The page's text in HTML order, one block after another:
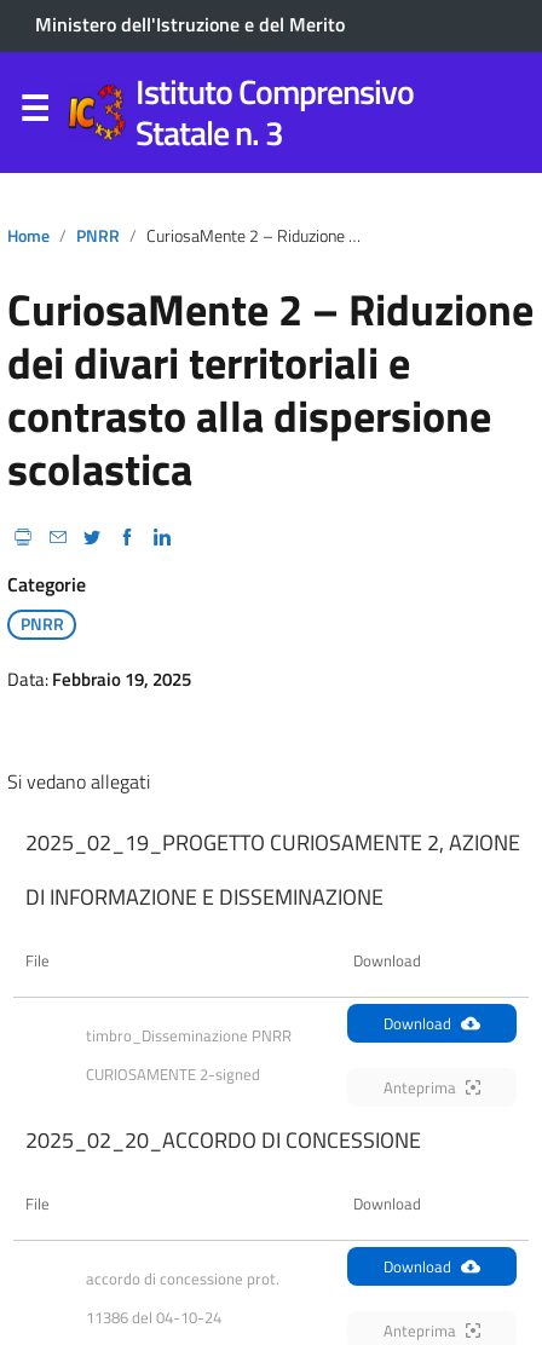
Ministero dell'Istruzione e del Merito
Istituto Comprensivo
Statale n. 3
Home PNRR CuriosaMente 2 – Riduzione Dei Divari Territoriali E Contrasto Alla Dispersione Scolastica
CuriosaMente 2 – Riduzione
dei divari territoriali e
contrasto alla dispersione
scolastica
Categorie
PNRR
Data:Febbraio 19, 2025
Si vedano allegati
2025_02_19_PROGETTO CURIOSAMENTE 2, AZIONE
DI INFORMAZIONE E DISSEMINAZIONE
File Download
timbro_Disseminazione PNRR
CURIOSAMENTE 2-signed
Download
Anteprima
2025_02_20_ACCORDO DI CONCESSIONE
File Download
accordo di concessione prot.
11386 del 04-10-24
Download
Anteprima